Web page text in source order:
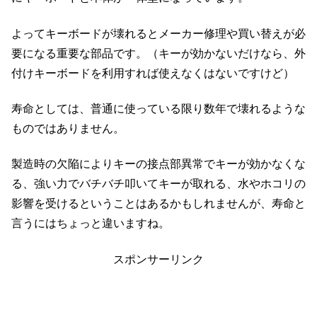
よってキーボードが壊れるとメーカー修理や買い替えが必
要になる重要な部品です。（キーが効かないだけなら、外
付けキーボードを利用すれば使えなくはないですけど）
寿命としては、普通に使っている限り数年で壊れるような
ものではありません。
製造時の欠陥によりキーの接点部異常でキーが効かなくな
る、強い力でバチバチ叩いてキーが取れる、水やホコリの
影響を受けるということはあるかもしれませんが、寿命と
言うにはちょっと違いますね。
スポンサーリンク